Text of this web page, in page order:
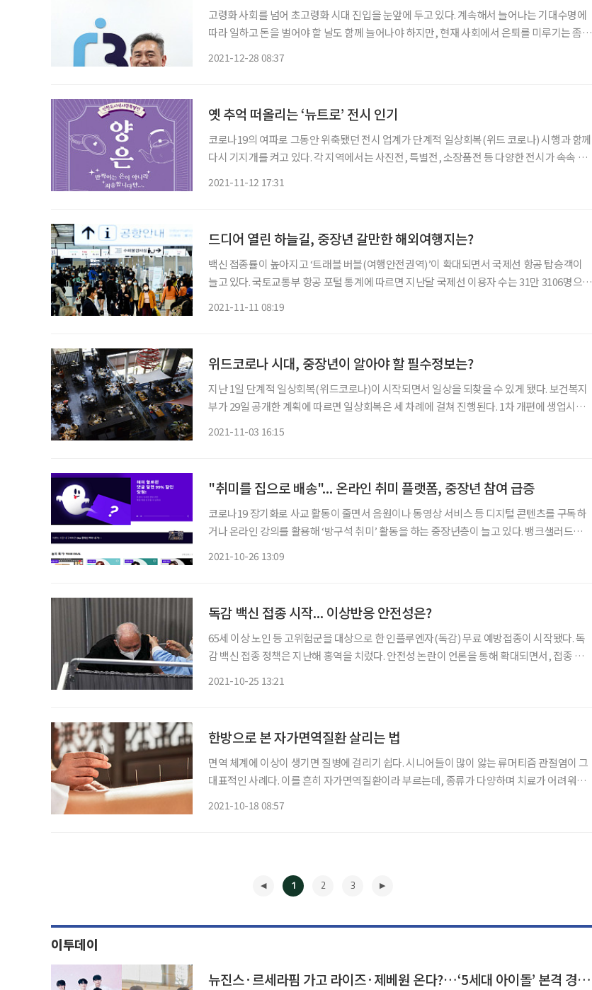
고령화 사회를 넘어 초고령화 시대 진입을 눈앞에 두고 있다. 계속해서 늘어나는 기대수명에
따라 일하고 돈을 벌어야 할 날도 함께 늘어나야 하지만, 현재 사회에서 은퇴를 미루기는 좀처
2021-12-28 08:37
옛 추억 떠올리는 ‘뉴트로’ 전시 인기
코로나19의 여파로 그동안 위축됐던 전시 업계가 단계적 일상회복(위드 코로나) 시행과 함께
다시 기지개를 켜고 있다. 각 지역에서는 사진전, 특별전, 소장품전 등 다양한 전시가 속속 열
2021-11-12 17:31
드디어 열린 하늘길, 중장년 갈만한 해외여행지는?
백신 접종률이 높아지고 ‘트래블 버블(여행안전권역)’이 확대되면서 국제선 항공 탑승객이
늘고 있다. 국토교통부 항공 포털 통계에 따르면 지난달 국제선 이용자 수는 31만 3106명으
2021-11-11 08:19
위드코로나 시대, 중장년이 알아야 할 필수정보는?
지난 1일 단계적 일상회복(위드코로나)이 시작되면서 일상을 되찾을 수 있게 됐다. 보건복지
부가 29일 공개한 계획에 따르면 일상회복은 세 차례에 걸쳐 진행된다. 1차 개편에 생업시설
2021-11-03 16:15
"취미를 집으로 배송"... 온라인 취미 플랫폼, 중장년 참여 급증
코로나19 장기화로 사교 활동이 줄면서 음원이나 동영상 서비스 등 디지털 콘텐츠를 구독하
거나 온라인 강의를 활용해 ‘방구석 취미’ 활동을 하는 중장년층이 늘고 있다. 뱅크샐러드가
2021-10-26 13:09
독감 백신 접종 시작... 이상반응 안전성은?
65세 이상 노인 등 고위험군을 대상으로 한 인플루엔자(독감) 무료 예방접종이 시작됐다. 독
감 백신 접종 정책은 지난해 홍역을 치렀다. 안전성 논란이 언론을 통해 확대되면서, 접종 대
2021-10-25 13:21
한방으로 본 자가면역질환 살리는 법
면역 체계에 이상이 생기면 질병에 걸리기 쉽다. 시니어들이 많이 앓는 류머티즘 관절염이 그
대표적인 사례다. 이를 흔히 자가면역질환이라 부르는데, 종류가 다양하며 치료가 어려워서
2021-10-18 08:57
1 2 3
이투데이
뉴진스·르세라핌 가고 라이즈·제베원 온다?…‘5세대 아이돌’ 본격 경쟁 나선다 [이슈크래커]